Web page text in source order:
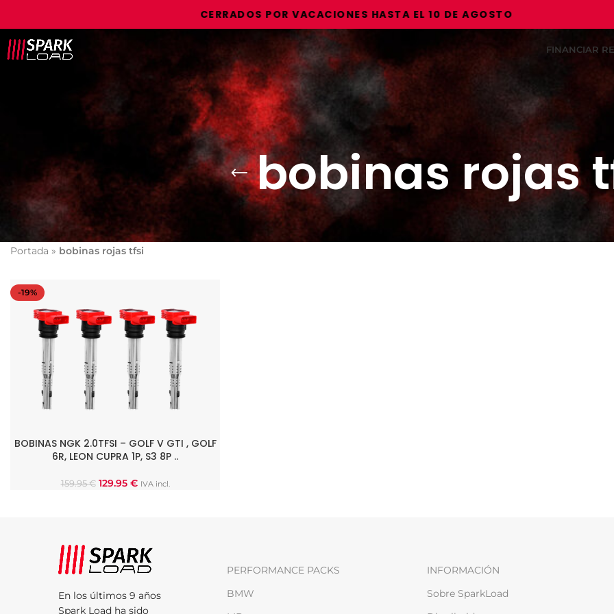
CERRADOS POR VACACIONES HASTA EL 10 DE AGOSTO
FINANCIAR
bobinas rojas
Portada » bobinas rojas tfsi
-19%
AÑADIR AL CARRITO
BOBINAS NGK 2.0TFSI – GOLF V GTI , GOLF
6R, LEON CUPRA 1P, S3 8P ..
159.95€ 129.95 € IVA incl.
En los últimos 9 años
Spark Load ha sido
PERFORMANCE PACKS
BMW
INFORMACIÓN
Sobre SparkLoad